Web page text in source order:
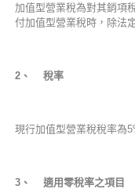
加值型營業稅為對其銷項
付加值型營業稅時，除法
2 、 稅率
現行加值型營業稅稅率為
3 、 適用零稅率之項目